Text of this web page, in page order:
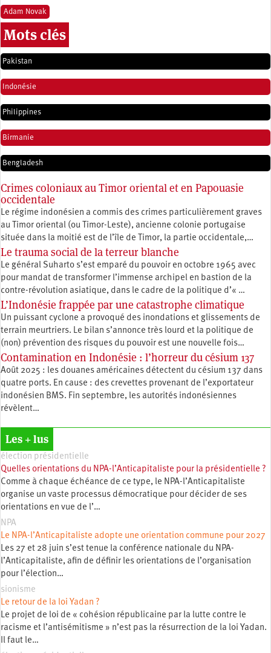
Adam Novak
Mots clés
Pakistan
Indonésie
Philippines
Birmanie
Bengladesh
Crimes coloniaux au Timor oriental et en Papouasie
occidentale
Le régime indonésien a commis des crimes particulièrement graves
au Timor oriental (ou Timor-Leste), ancienne colonie portugaise
située dans la moitié est de l’île de Timor, la partie occidentale,…
Le trauma social de la terreur blanche
Le général Suharto s’est emparé du pouvoir en octobre 1965 avec
pour mandat de transformer l’immense archipel en bastion de la
contre-révolution asiatique, dans le cadre de la politique d’« …
L’Indonésie frappée par une catastrophe climatique
Un puissant cyclone a provoqué des inondations et glissements de
terrain meurtriers. Le bilan s’annonce très lourd et la politique de
(non) prévention des risques du pouvoir est une nouvelle fois…
Contamination en Indonésie : l’horreur du césium 137
Août 2025 : les douanes américaines détectent du césium 137 dans
quatre ports. En cause : des crevettes provenant de l’exportateur
indonésien BMS. Fin septembre, les autorités indonésiennes
révèlent…
Les + lus
élection présidentielle
Quelles orientations du NPA-l’Anticapitaliste pour la présidentielle ?
Comme à chaque échéance de ce type, le NPA-l’Anticapitaliste
organise un vaste processus démocratique pour décider de ses
orientations en vue de l’…
NPA
Le NPA-l’Anticapitaliste adopte une orientation commune pour 2027
Les 27 et 28 juin s’est tenue la conférence nationale du NPA-
l’Anticapitaliste, afin de définir les orientations de l’organisation
pour l’élection…
sionisme
Le retour de la loi Yadan ?
Le projet de loi de « cohésion républicaine par la lutte contre le
racisme et l’antisémitisme » n’est pas la résurrection de la loi Yadan.
Il faut le…